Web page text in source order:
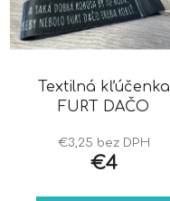
Textilná kľúčenka
FURT DAČO
€3,25 bez DPH
€4